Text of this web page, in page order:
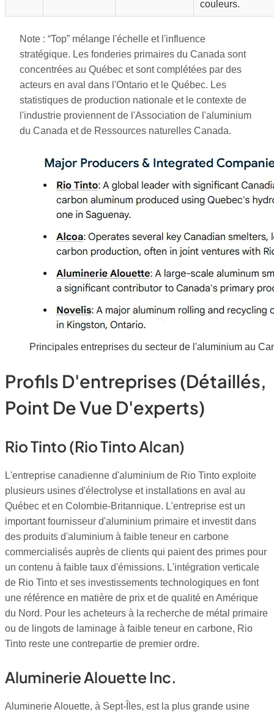
couleurs.
Note : “Top” mélange l'échelle et l'influence
stratégique. Les fonderies primaires du Canada sont
concentrées au Québec et sont complétées par des
acteurs en aval dans l'Ontario et le Québec. Les
statistiques de production nationale et le contexte de
l'industrie proviennent de l'Association de l'aluminium
du Canada et de Ressources naturelles Canada.
Principales entreprises du secteur de l'aluminium au
Profils D'entreprises (détaillés,
Point De Vue D'experts)
Rio Tinto (Rio Tinto Alcan)
L'entreprise canadienne d'aluminium de Rio Tinto exploite
plusieurs usines d'électrolyse et installations en aval au
Québec et en Colombie-Britannique. L'entreprise est un
important fournisseur d'aluminium primaire et investit dans
des produits d'aluminium à faible teneur en carbone
commercialisés auprès de clients qui paient des primes pour
un contenu à faible taux d'émissions. L'intégration verticale
de Rio Tinto et ses investissements technologiques en font
une référence en matière de prix et de qualité en Amérique
du Nord. Pour les acheteurs à la recherche de métal primaire
ou de lingots de laminage à faible teneur en carbone, Rio
Tinto reste une contrepartie de premier ordre.
Aluminerie Alouette Inc.
Aluminerie Alouette, à Sept-Îles, est la plus grande usine